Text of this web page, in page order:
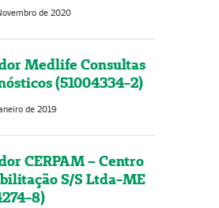
de 2020
Medlife Consultas
(51004334-2)
de 2019
CERPAM – Centro
S/S Ltda-ME
8)